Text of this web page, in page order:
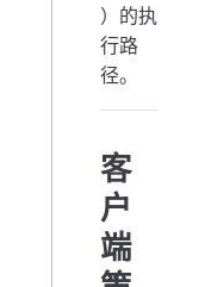
）的执
行路
径。
客
户
端